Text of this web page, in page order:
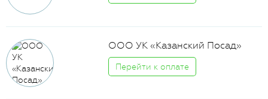
ООО УК «Казанский Посад»
Перейти к оплате